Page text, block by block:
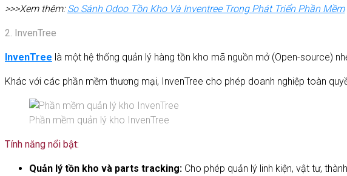
>>>Xem thêm:So Sánh Odoo Tồn Kho Và Inventree Trong Phát Triển Phần Mềm
2. InvenTree
InvenTree là một hệ thống quản lý hàng tồn kho mã nguồn mở (Open-source)
Khác với các phần mềm thương mại, InvenTree cho phép doanh nghiệp toàn
Phần mềm quản lý kho InvenTree
Tính năng nổi bật:
Quản lý tồn kho và parts tracking: Cho phép quản lý linh kiện, vật tư,